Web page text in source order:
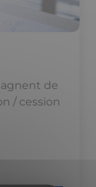
de
/ cession